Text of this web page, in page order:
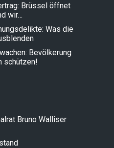
Brüssel öffnet
wir…
Was die
Bevölkerung
schützen!
Bruno Walliser